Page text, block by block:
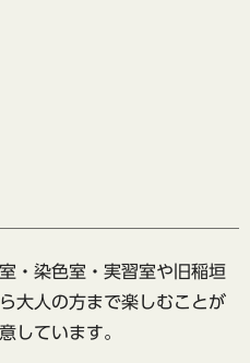
・染色室・実習室や旧稲垣
大人の方まで楽しむことが
しています。